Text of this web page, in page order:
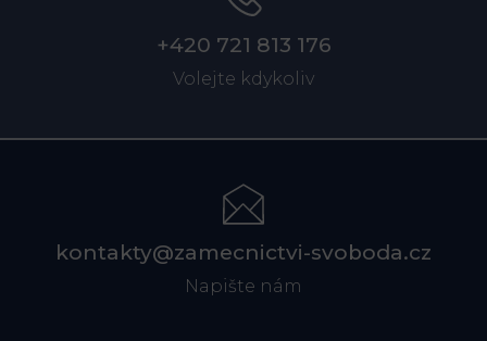
+420 721 813 176
Volejte kdykoliv
kontakty@zamecnictvi-svoboda.cz
Napište nám